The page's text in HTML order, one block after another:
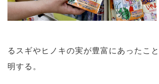
るスギやヒノキの実が豊富にあったこ
明する。